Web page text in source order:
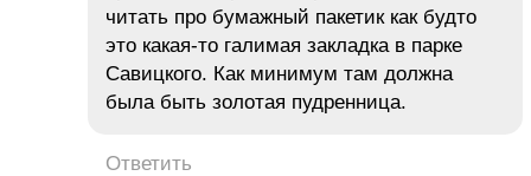
читать про бумажный пакетик как будто
это какая-то галимая закладка в парке
Савицкого. Как минимум там должна
была быть золотая пудренница.
Ответить